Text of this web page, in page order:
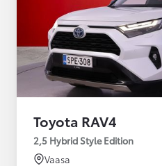
Toyota RAV4
2,5 Hybrid Style Edition
Vaasa